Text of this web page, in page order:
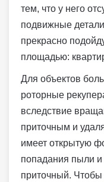
тем, что у него
подвижные
прекрасно
площадью:
Для объектов
роторные
вследствие
приточным и
имеет открытую
попадания пыли и
приточный. Чтобы